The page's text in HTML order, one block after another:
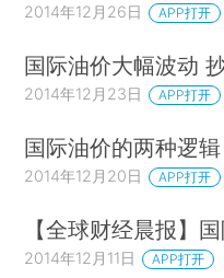
2014年12月26日 APP打开
国际油价大幅波动
2014年12月23日 APP打开
国际油价的两种逻辑
2014年12月20日 APP打开
【全球财经晨报】
2014年12月11日 APP打开